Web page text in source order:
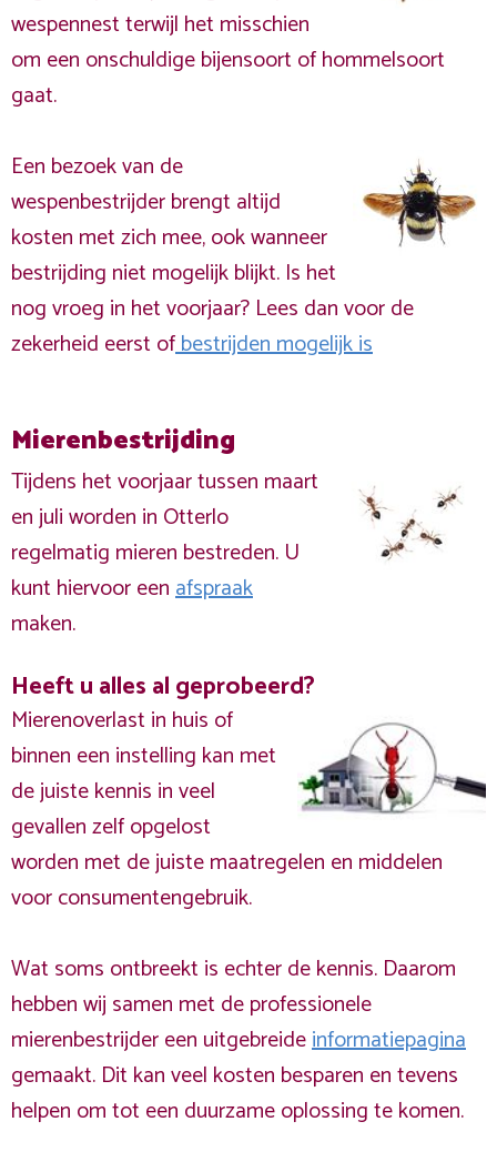
wespennest terwijl het misschien
om een onschuldige bijensoort of hommelsoort
gaat.
Een bezoek van de
wespenbestrijder brengt altijd
kosten met zich mee, ook wanneer
bestrijding niet mogelijk blijkt. Is het
nog vroeg in het voorjaar? Lees dan voor de
zekerheid eerst ofbestrijden mogelijk is
Mierenbestrijding
Tijdens het voorjaar tussen maart
en juli worden in Otterlo
regelmatig mieren bestreden. U
kunt hiervoor eenafspraak
maken.
Heeft u alles al geprobeerd?
Mierenoverlast in huis of
binnen een instelling kan met
de juiste kennis in veel
gevallen zelf opgelost
worden met de juiste maatregelen en middelen
voor consumentengebruik.
Wat soms ontbreekt is echter de kennis. Daarom
hebben wij samen met de professionele
mierenbestrijder een uitgebreideinformatiepagina
gemaakt. Dit kan veel kosten besparen en tevens
helpen om tot een duurzame oplossing te komen.